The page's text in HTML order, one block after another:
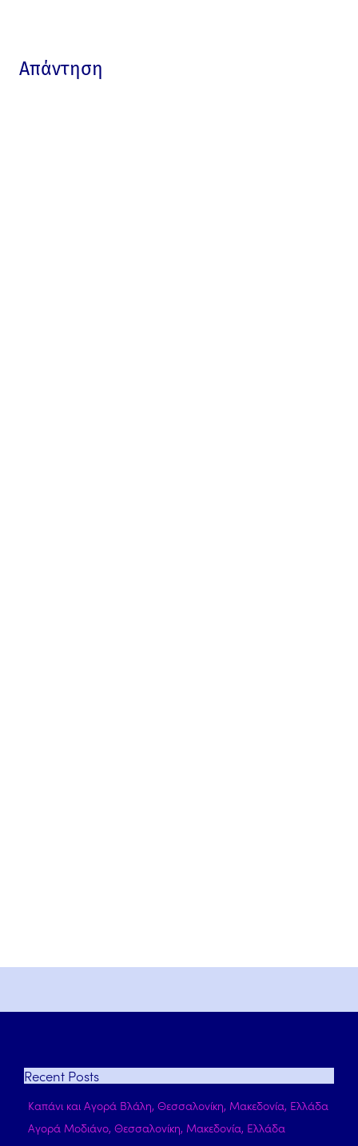
Απάντηση
Recent Posts
Καπάνι και Αγορά Βλάλη, Θεσσαλονίκη, Μακεδονία, Ελλάδα
Αγορά Μοδιάνο, Θεσσαλονίκη, Μακεδονία, Ελλάδα